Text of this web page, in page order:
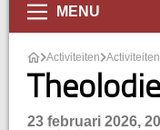
MENU
Activiteiten
23 februari 2026,